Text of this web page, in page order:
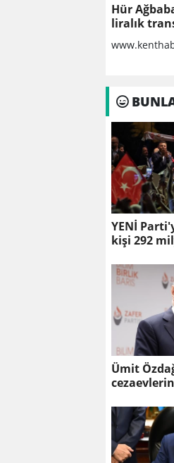
Hür
liralık
raporunda!
YENİ
kişi 292
Ümit